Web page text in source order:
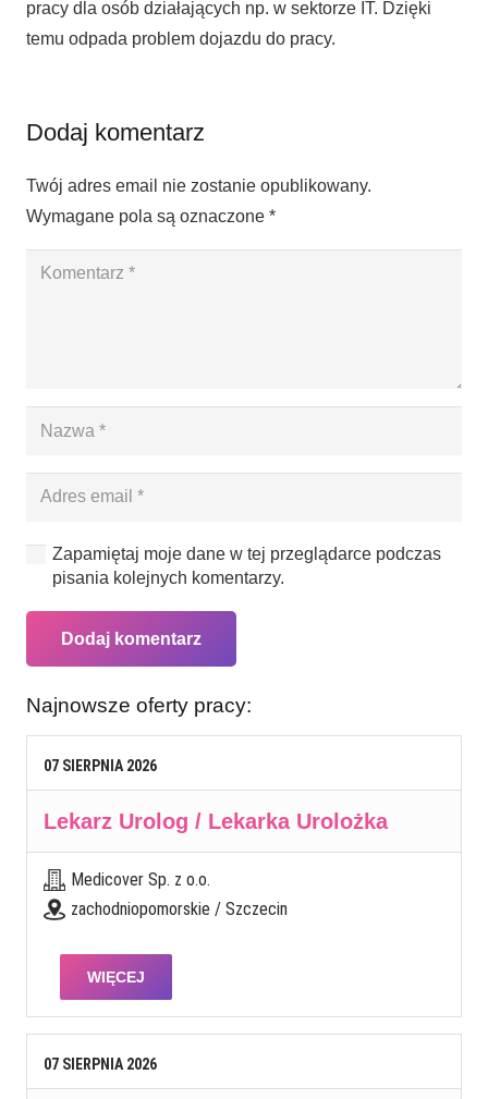
pracy dla osób działających np. w sektorze IT. Dzięki
temu odpada problem dojazdu do pracy.
Dodaj komentarz
Twój adres email nie zostanie opublikowany.
Wymagane pola są oznaczone *
Zapamiętaj moje dane w tej przeglądarce podczas
pisania kolejnych komentarzy.
Dodaj komentarz
Najnowsze oferty pracy:
07 SIERPNIA 2026
Lekarz Urolog / Lekarka Urolożka
Medicover Sp. z o.o.
zachodniopomorskie / Szczecin
WIĘCEJ
07 SIERPNIA 2026